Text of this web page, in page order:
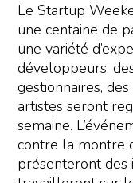
Le Startup
une centaine de
une variété
développeurs,
gestionnaires,
artistes seront
semaine.
contre la montre
présenteront des